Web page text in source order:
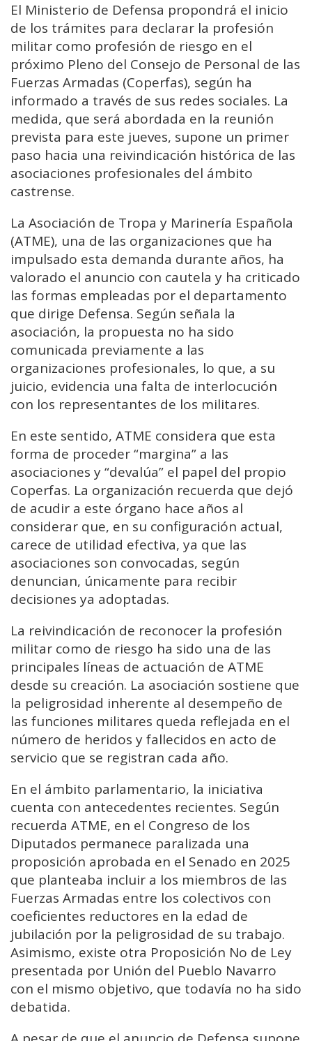
El Ministerio de Defensa propondrá el inicio
de los trámites para declarar la profesión
militar como profesión de riesgo en el
próximo Pleno del Consejo de Personal de las
Fuerzas Armadas (Coperfas), según ha
informado a través de sus redes sociales. La
medida, que será abordada en la reunión
prevista para este jueves, supone un primer
paso hacia una reivindicación histórica de las
asociaciones profesionales del ámbito
castrense.
La Asociación de Tropa y Marinería Española
(ATME), una de las organizaciones que ha
impulsado esta demanda durante años, ha
valorado el anuncio con cautela y ha criticado
las formas empleadas por el departamento
que dirige Defensa. Según señala la
asociación, la propuesta no ha sido
comunicada previamente a las
organizaciones profesionales, lo que, a su
juicio, evidencia una falta de interlocución
con los representantes de los militares.
En este sentido, ATME considera que esta
forma de proceder “margina” a las
asociaciones y “devalúa” el papel del propio
Coperfas. La organización recuerda que dejó
de acudir a este órgano hace años al
considerar que, en su configuración actual,
carece de utilidad efectiva, ya que las
asociaciones son convocadas, según
denuncian, únicamente para recibir
decisiones ya adoptadas.
La reivindicación de reconocer la profesión
militar como de riesgo ha sido una de las
principales líneas de actuación de ATME
desde su creación. La asociación sostiene que
la peligrosidad inherente al desempeño de
las funciones militares queda reflejada en el
número de heridos y fallecidos en acto de
servicio que se registran cada año.
En el ámbito parlamentario, la iniciativa
cuenta con antecedentes recientes. Según
recuerda ATME, en el Congreso de los
Diputados permanece paralizada una
proposición aprobada en el Senado en 2025
que planteaba incluir a los miembros de las
Fuerzas Armadas entre los colectivos con
coeficientes reductores en la edad de
jubilación por la peligrosidad de su trabajo.
Asimismo, existe otra Proposición No de Ley
presentada por Unión del Pueblo Navarro
con el mismo objetivo, que todavía no ha sido
debatida.